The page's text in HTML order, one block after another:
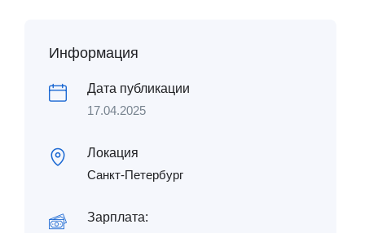
Информация
Дата публикации
17.04.2025
Локация
Санкт-Петербург
Зарплата: